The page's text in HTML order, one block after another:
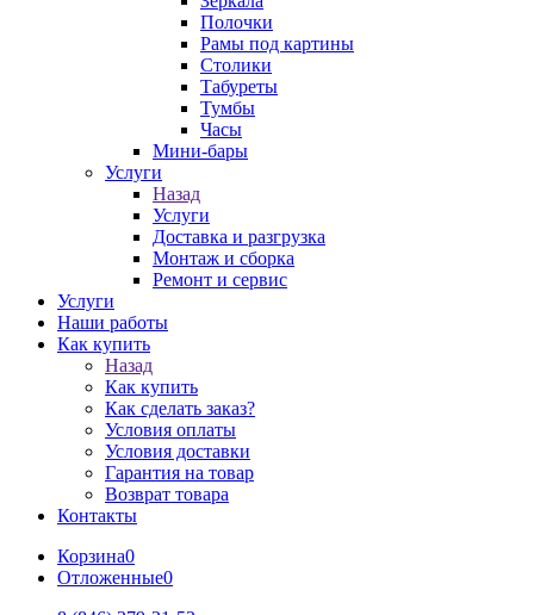
Полочки
Рамы под картины
Столики
Табуреты
Тумбы
Часы
Мини-бары
Услуги
Назад
Услуги
Доставка и разгрузка
Монтаж и сборка
Ремонт и сервис
Услуги
Наши работы
Как купить
Назад
Как купить
Как сделать заказ?
Условия оплаты
Условия доставки
Гарантия на товар
Возврат товара
Контакты
Корзина0
Отложенные0